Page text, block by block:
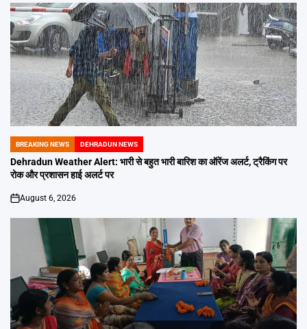
POSTED
IN
BREAKING NEWS DEHRADUN NEWS
Dehradun Weather Alert: भारी से बहुत भारी बारिश का ऑरेंज अलर्ट, ट्रैकिंग पर
रोक और प्रशासन हाई अलर्ट पर
on
August 6, 2026